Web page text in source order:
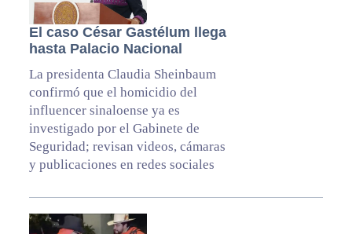
El caso César Gastélum llega
hasta Palacio Nacional
La presidenta Claudia Sheinbaum
confirmó que el homicidio del
influencer sinaloense ya es
investigado por el Gabinete de
Seguridad; revisan videos, cámaras
y publicaciones en redes sociales